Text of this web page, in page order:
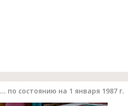
по состоянию на 1 января 1987 г.